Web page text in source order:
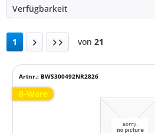
1 von 21
B-Ware
Artnr.: BWS300492NR2826